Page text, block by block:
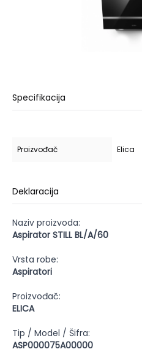
Specifikacija
Proizvođač Elica
Deklaracija
Naziv proizvoda:
Aspirator STILL BL/A/60
Vrsta robe:
Aspiratori
Proizvođač:
ELICA
Tip / Model / Šifra:
ASP000075A00000